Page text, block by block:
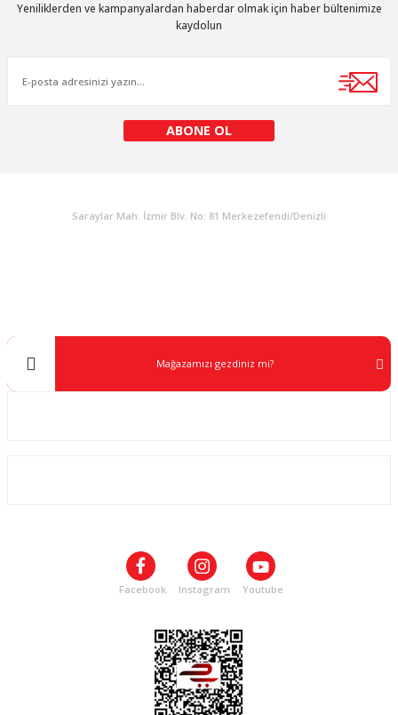
Ürün açıklamasında eksik bilgiler bulunuyor.
Gönder
Yeniliklerden ve kampanyalardan haberdar olmak için haber bültenimize
kaydolun
ABONE OL
Saraylar Mah. İzmir Blv. No: 81 Merkezefendi/Denizli
Mağazamızı gezdiniz mi?
Facebook Instagram Youtube